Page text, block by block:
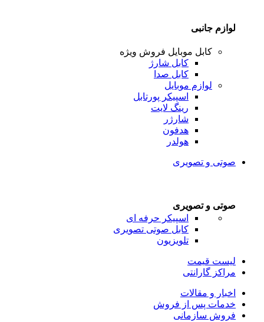
لوازم جانبی
کابل موبایل فروش ویژه
کابل شارژ
کابل صدا
لوازم موبایل
اسپیکر پورتابل
رینگ لایت
شارژر
هدفون
هولدر
صوتی و تصویری
صوتی و تصویری
اسپیکر حرفه ای
کابل صوتی تصویری
تلویزیون
لیست قیمت
مراکز گارانتی
اخبار و مقالات
خدمات پس از فروش
فروش سازمانی